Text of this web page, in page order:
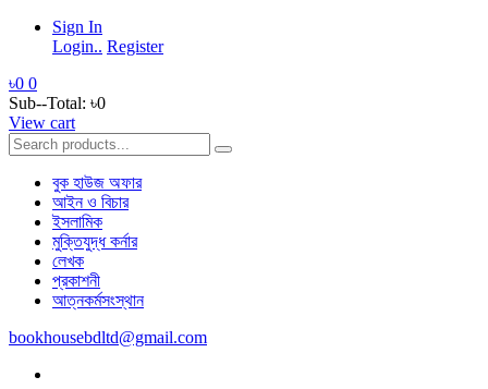
Sign In
Login.. Register
৳0 0
Sub--Total: ৳0
View cart
বুক হাউজ অফার
আইন ও বিচার
ইসলামিক
মুক্তিযুদ্ধ কর্নার
লেখক
প্রকাশনী
আত্নকর্মসংস্থান
bookhousebdltd@gmail.com